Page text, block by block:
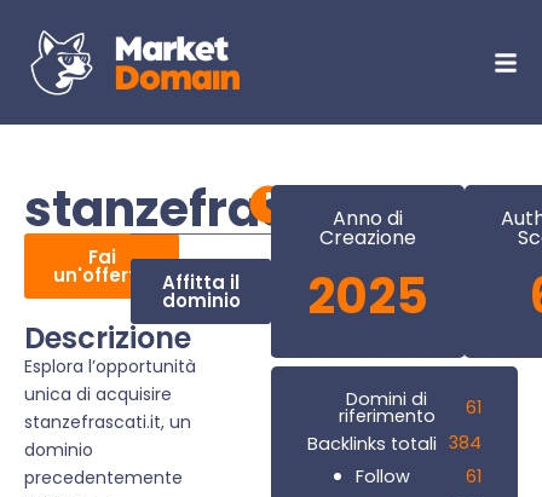
stanzefrascati.it
Fai
un'offerta Affitta il
dominio
Descrizione
Esplora l’opportunità
unica di acquisire
stanzefrascati.it, un
dominio
precedentemente
Anno di
Creazione
2025
Domini di
riferimento
61
Backlinks totali 384
Follow
61